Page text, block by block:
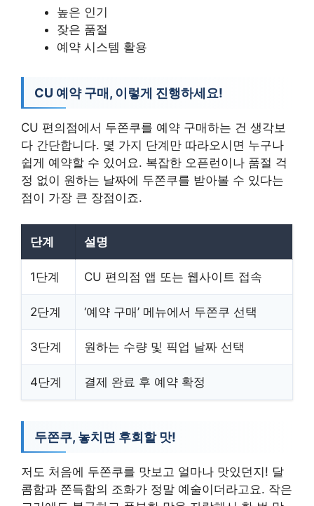
높은 인기
잦은 품절
예약 시스템 활용
CU 예약 구매, 이렇게 진행하세요!
CU 편의점에서 두쫀쿠를 예약 구매하는 건 생각보
다 간단합니다. 몇 가지 단계만 따라오시면 누구나
쉽게 예약할 수 있어요. 복잡한 오픈런이나 품절 걱
정 없이 원하는 날짜에 두쫀쿠를 받아볼 수 있다는
점이 가장 큰 장점이죠.
단계 설명
1단계 CU 편의점 앱 또는 웹사이트 접속
2단계 ‘예약 구매’ 메뉴에서 두쫀쿠 선택
3단계 원하는 수량 및 픽업 날짜 선택
4단계 결제 완료 후 예약 확정
두쫀쿠, 놓치면 후회할 맛!
저도 처음에 두쫀쿠를 맛보고 얼마나 맛있던지! 달
콤함과 쫀득함의 조화가 정말 예술이더라고요. 작은